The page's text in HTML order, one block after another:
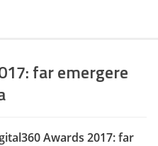
far emergere
Awards 2017: far